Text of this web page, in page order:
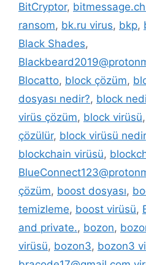
BitCryptor,
ransom, bk.ru virus, bkp,
Black Shades,
Blocatto, block çözüm,
dosyası nedir?, block
virüs çözüm, block virüsü,
çözülür, block virüsü nedir
blockchain virüsü,
çözüm, boost dosyası,
temizleme, boost virüsü,
and private., bozon,
virüsü, bozon3, bozon3